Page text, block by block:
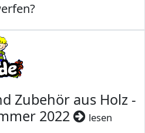
Zubehör aus Holz -
2022
lesen